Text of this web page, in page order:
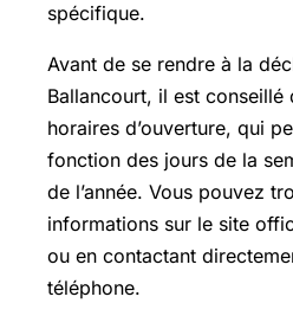
spécifique.
Avant de se rendre à la
Ballancourt, il est conseillé
horaires d’ouverture, qui
fonction des jours de la
de l’année. Vous pouvez
informations sur le site
ou en contactant
téléphone.